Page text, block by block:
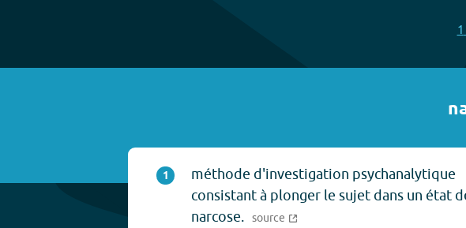
1
1
méthode d'investigation psychanalytique
consistant à plonger le sujet dans un état
narcose. source